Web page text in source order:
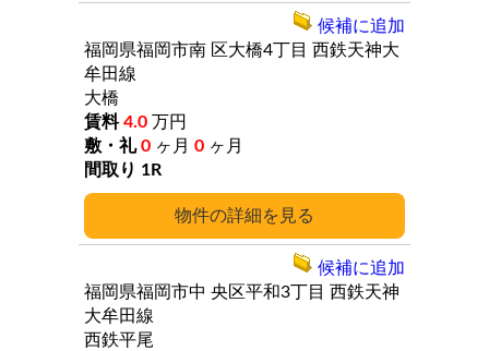
詳細
福岡県福岡市南 区大橋4丁目 西鉄天神大
牟田線
大橋
4.0 万円
0 ヶ月 0 ヶ月
1R
候補に追加
福岡県福岡市中 央区平和3丁目 西鉄天神
大牟田線
西鉄平尾
候補に追加